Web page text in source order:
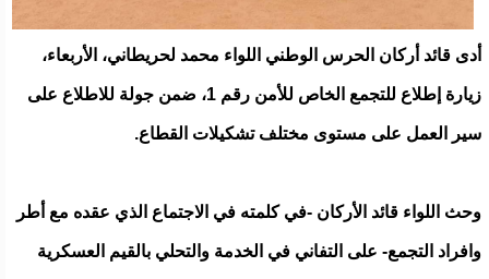
أدى قائد أركان الحرس الوطني اللواء محمد لحريطاني، الأربعاء،
زيارة إطلاع للتجمع الخاص للأمن رقم 1، ضمن جولة للاطلاع على
سير العمل على مستوى مختلف تشكيلات القطاع.
وحث اللواء قائد الأركان -في كلمته في الاجتماع الذي عقده مع أطر
وافراد التجمع- على التفاني في الخدمة والتحلي بالقيم العسكرية